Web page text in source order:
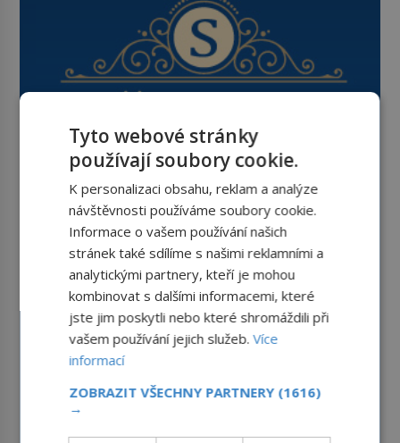
Tyto webové stránky
používají soubory cookie.
K personalizaci obsahu, reklam a analýze
návštěvnosti používáme soubory cookie.
Informace o vašem používání našich
stránek také sdílíme s našimi reklamními a
analytickými partnery, kteří je mohou
kombinovat s dalšími informacemi, které
jste jim poskytli nebo které shromáždili při
vašem používání jejich služeb.Více
informací
ZOBRAZIT VŠECHNY PARTNERY (1616)
→